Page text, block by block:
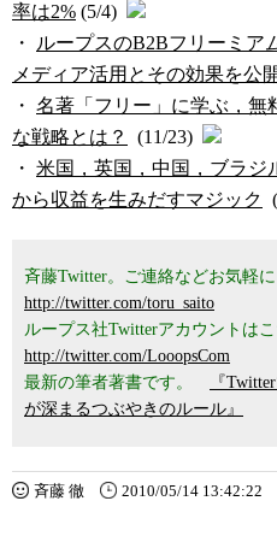
率は2% (5/4)
・
ループスのB2Bフリーミア
メディア活用とその効果を公
・ 名著「フリー」に学ぶ，無
な戦略とは？
(11/23)
・ 米国，英国，中国，ブラジ
から収益を生みだすマジック
斉藤Twitter。ご連絡などお気軽
http://twitter.com/toru_saito
ループス社Twitterアカウントは
http://twitter.com/LooopsCom
最新の筆者著書です。
『
が深まるつぶやきのルール』
斉藤 徹 2010/05/14 13:42:22